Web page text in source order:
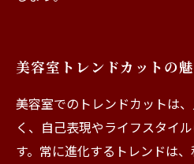
美容室トレンドカットの
美容室でのトレンドカットは
く、自己表現やライフスタイ
す。常に進化するトレンドは